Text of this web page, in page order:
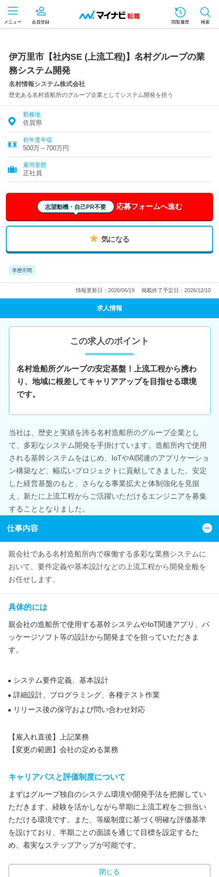
メニュー 会員登録 閲覧履歴 検索
伊万里市【社内SE (上流工程)】名村グループの業
務システム開発
名村情報システム株式会社
歴史ある名村造船所のグループ企業としてシステム開発を担う
勤務地
佐賀県
初年度年収
500万～700万円
雇用形態
正社員
志望動機・自己PR不要 応募フォームへ進む
気になる
学歴不問
情報更新日：2026/06/19 掲載終了予定日：2026/12/10
求人情報
この求人のポイント
名村造船所グループの安定基盤！上流工程から携わ
り、地域に根差してキャリアアップを目指せる環境
です。
当社は、歴史と実績を誇る名村造船所のグループ企業とし
て、多彩なシステム開発を手掛けています。造船所内で使用
される基幹システムをはじめ、IoTやAI関連のアプリケーショ
ン構築など、幅広いプロジェクトに貢献してきました。安定
した経営基盤のもと、さらなる事業拡大と体制強化を見据
え、新たに上流工程からご活躍いただけるエンジニアを募集
することとなりました。
仕事内容
親会社である名村造船所内で稼働する多彩な業務システムに
おいて、要件定義や基本設計などの上流工程から開発全般を
お任せします。
具体的には
親会社の造船所で使用する基幹システムやIoT関連アプリ、パ
ッケージソフト等の設計から開発までを担っていただきま
す。
システム要件定義、基本設計
詳細設計、プログラミング、各種テスト作業
リリース後の保守および問い合わせ対応
【雇入れ直後】上記業務
【変更の範囲】会社の定める業務
キャリアパスと評価制度について
まずはグループ独自のシステム環境や開発手法を把握してい
ただきます。経験を活かしながら早期に上流工程をご担当い
ただける環境です。また、等級制度に基づく明確な評価基準
を設けており、半期ごとの面談を通じて目標を設定するた
め、着実なステップアップが可能です。
閉じる